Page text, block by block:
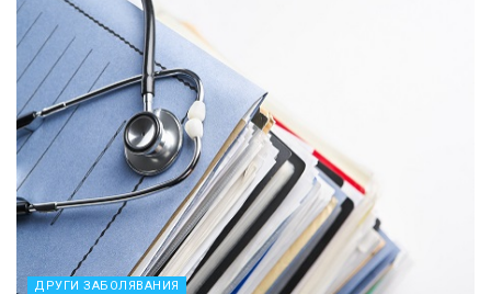
ДРУГИ ЗАБОЛЯВАНИЯ